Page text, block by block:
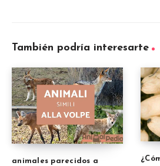
También podría interesarte
animales parecidos a